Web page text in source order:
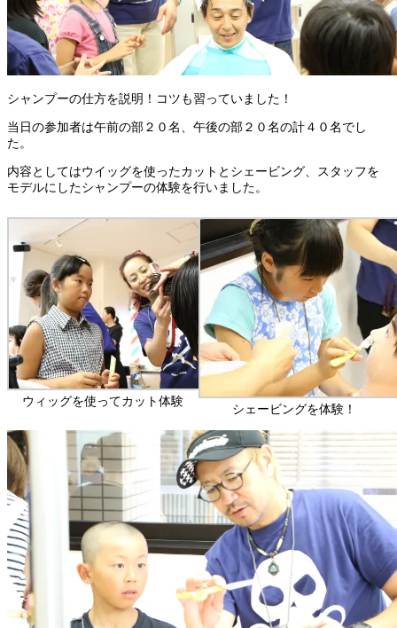
シャンプーの仕方を説明！コツも習っていました！
当日の参加者は午前の部２０名、午後の部２０名の計４０名でし
た。
内容としてはウイッグを使ったカットとシェービング、スタッフを
モデルにしたシャンプーの体験を行いました。
ウィッグを使ってカット体験
シェービングを体験！